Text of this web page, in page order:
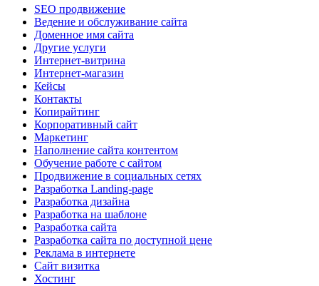
SEO продвижение
Ведение и обслуживание сайта
Доменное имя сайта
Другие услуги
Интернет-витрина
Интернет-магазин
Кейсы
Контакты
Копирайтинг
Корпоративный сайт
Маркетинг
Наполнение сайта контентом
Обучение работе с сайтом
Продвижение в социальных сетях
Разработка Landing-page
Разработка дизайна
Разработка на шаблоне
Разработка сайта
Разработка сайта по доступной цене
Реклама в интернете
Сайт визитка
Хостинг